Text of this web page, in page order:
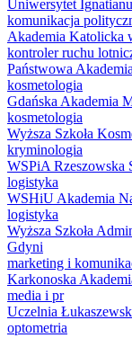
Uniwersytet
komunikacja
Akademia Katolicka
kontroler ruchu
Państwowa
kosmetologia
Gdańska Akademia
kosmetologia
Wyższa Szkoła
kryminologia
WSPiA Rzeszowska
logistyka
WSHiU Akademia
logistyka
Wyższa Szkoła
Gdyni
marketing i
Karkonoska
media i pr
Uczelnia
optometria